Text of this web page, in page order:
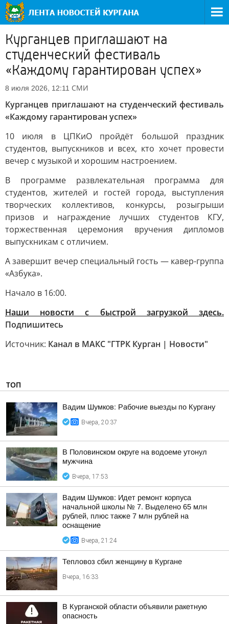
Курганцев приглашают на
студенческий фестиваль
«Каждому гарантирован успех»
8 июля 2026, 12:11 СМИ
Курганцев приглашают на студенческий фестиваль
«Каждому гарантирован успех»
10 июля в ЦПКиО пройдёт большой праздник
студентов, выпускников и всех, кто хочет провести
вечер с музыкой и хорошим настроением.
В программе развлекательная программа для
студентов, жителей и гостей города, выступления
творческих коллективов, конкурсы, розыгрыши
призов и награждение лучших студентов КГУ,
торжественная церемония вручения дипломов
выпускникам с отличием.
А завершит вечер специальный гость — кавер-группа
«Азбука».
Начало в 16:00.
Наши новости с быстрой загрузкой здесь.
Подпишитесь
Источник: Канал в МАКС "ГТРК Курган | Новости"
ТОП
Вадим Шумков: Рабочие выезды по Кургану
Вчера, 20:37
В Половинском округе на водоеме утонул
мужчина
Вчера, 17:53
Вадим Шумков: Идет ремонт корпуса
начальной школы № 7. Выделено 65 млн
рублей, плюс также 7 млн рублей на
оснащение
Вчера, 21:24
Тепловоз сбил женщину в Кургане
Вчера, 16:33
В Курганской области объявили ракетную
опасность